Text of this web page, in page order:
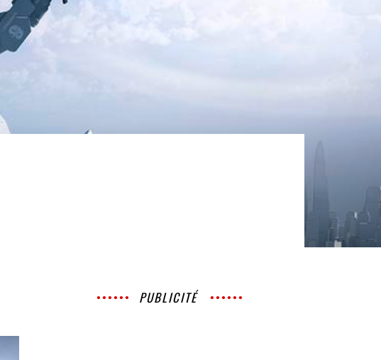
PUBLICITÉ